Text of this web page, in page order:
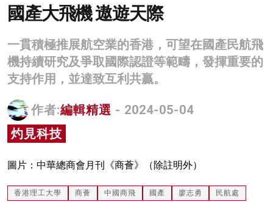
生活
商業
科技
影片
名家榜
灼見活動
國產大飛機 遨遊天際
一貫積極推展航空業的香港，可望在國產民航飛
機持續研究及爭取國際認證等範疇，發揮重要的
支持作用，並達致互利共贏。
作者:編輯精選 - 2024-05-04
灼見科技
圖片：中華總商會月刊《商薈》（除註明外）
香港理工大學 商薈 中國商飛 國產 廖志勇 民航處